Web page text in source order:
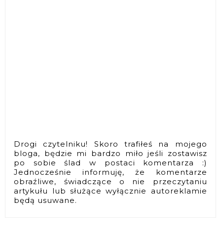
Drogi czytelniku! Skoro trafiłeś na mojego
bloga, będzie mi bardzo miło jeśli zostawisz
po sobie ślad w postaci komentarza :)
Jednocześnie informuję, że komentarze
obraźliwe, świadczące o nie przeczytaniu
artykułu lub służące wyłącznie autoreklamie
będą usuwane.